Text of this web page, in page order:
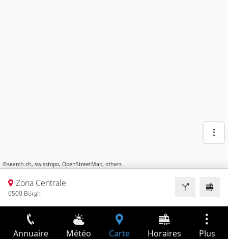
©search.ch, swisstopo, OpenStreetMap, others
Zona Centrale
6500 Bórgh
Annuaire Météo Carte Horaires Plus